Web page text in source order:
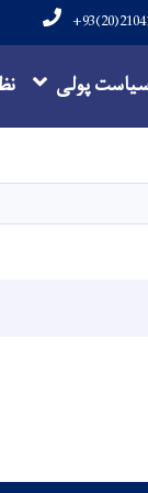
پولی